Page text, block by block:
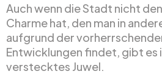
Auch wenn die Stadt nicht
Charme hat, den man in
aufgrund der
Entwicklungen findet, gibt es
verstecktes Juwel.